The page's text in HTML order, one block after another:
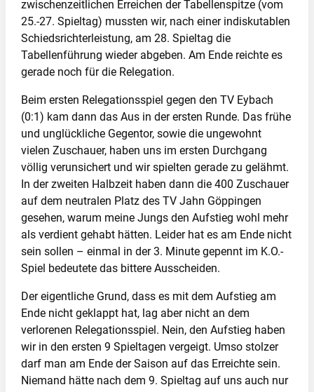
zwischenzeitlichen Erreichen der Tabellenspitze (vom
25.-27. Spieltag) mussten wir, nach einer indiskutablen
Schiedsrichterleistung, am 28. Spieltag die
Tabellenführung wieder abgeben. Am Ende reichte es
gerade noch für die Relegation.
Beim ersten Relegationsspiel gegen den TV Eybach
(0:1) kam dann das Aus in der ersten Runde. Das frühe
und unglückliche Gegentor, sowie die ungewohnt
vielen Zuschauer, haben uns im ersten Durchgang
völlig verunsichert und wir spielten gerade zu gelähmt.
In der zweiten Halbzeit haben dann die 400 Zuschauer
auf dem neutralen Platz des TV Jahn Göppingen
gesehen, warum meine Jungs den Aufstieg wohl mehr
als verdient gehabt hätten. Leider hat es am Ende nicht
sein sollen – einmal in der 3. Minute gepennt im K.O.-
Spiel bedeutete das bittere Ausscheiden.
Der eigentliche Grund, dass es mit dem Aufstieg am
Ende nicht geklappt hat, lag aber nicht an dem
verlorenen Relegationsspiel. Nein, den Aufstieg haben
wir in den ersten 9 Spieltagen vergeigt. Umso stolzer
darf man am Ende der Saison auf das Erreichte sein.
Niemand hätte nach dem 9. Spieltag auf uns auch nur